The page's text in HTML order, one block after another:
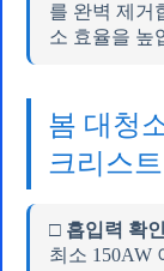
를 완벽 제거
소 효율을 높
봄 대청
크리스트
□ 흡입력 확인
최소 150AW